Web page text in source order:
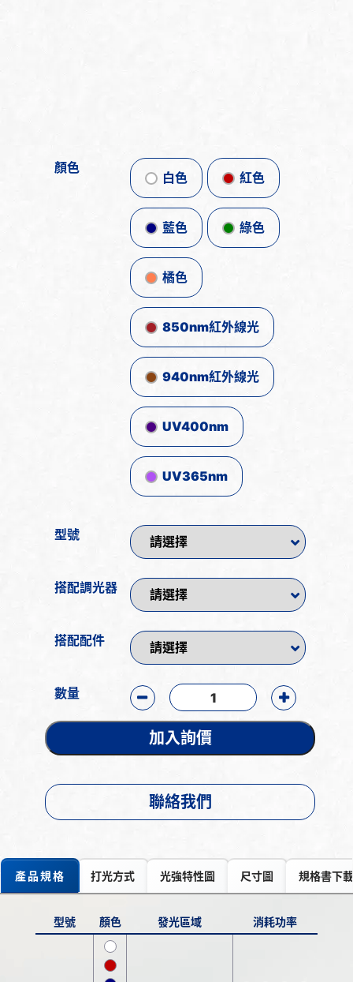
顏色
白色 紅色
藍色 綠色
橘色
850nm紅外線光
940nm紅外線光
UV400nm
UV365nm
型號
搭配調光器
搭配配件
數量
加入詢價
聯絡我們
產品規格 打光方式 光強特性圖 尺寸圖 規格書下載
型號 顏色 發光區域 消耗功率